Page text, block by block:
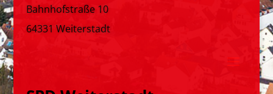
Bahnhofstraße 10
64331 Weiterstadt